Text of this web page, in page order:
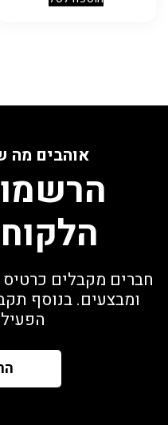
אוהבים מה
חברים מקבלים
ומבצעים. בנוסף